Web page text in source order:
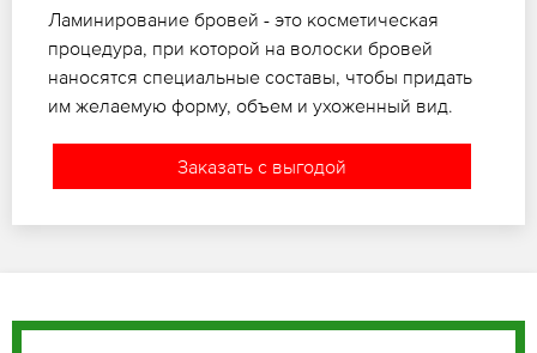
Ламинирование бровей - это косметическая
процедура, при которой на волоски бровей
наносятся специальные составы, чтобы придать
им желаемую форму, объем и ухоженный вид.
Заказать с выгодой